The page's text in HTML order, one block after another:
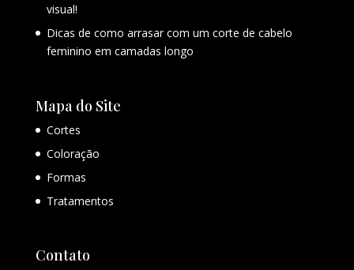
visual!
Dicas de como arrasar com um corte de cabelo
feminino em camadas longo
Mapa do Site
Cortes
Coloração
Formas
Tratamentos
Contato